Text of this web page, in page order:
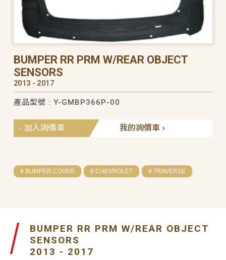
BUMPER RR PRM W/REAR OBJECT
SENSORS
2013 - 2017
產品型號 : Y-GMBP366P-00
我的詢價車
加入詢價車
# BUMPER COVER # CHEVROLET # TRAVERSE
BUMPER RR PRM W/REAR OBJECT
SENSORS
2013 - 2017